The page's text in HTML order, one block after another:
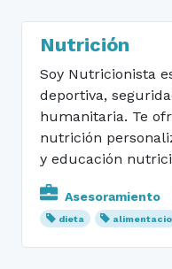
Nutrición
Soy Nutricionista
deportiva,
humanitaria. Te
nutrición
y educación
Asesoramiento
dieta
alimentacio